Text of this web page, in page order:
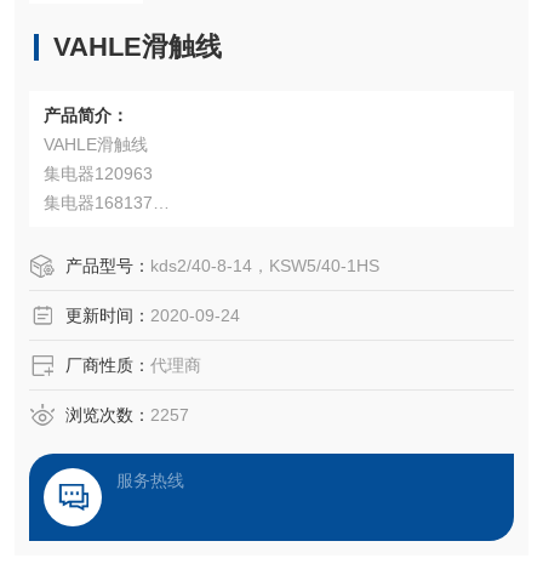
VAHLE滑触线
产品简介：
VAHLE滑触线
集电器120963
集电器168137
集电器KSW4/40-1HS
产品型号： kds2/40-8-14，KSW5/40-1HS
更新时间： 2020-09-24
厂商性质： 代理商
浏览次数： 2257
服务热线